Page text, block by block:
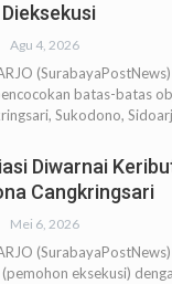
Agu 4, 2026
batas-batas
Sukodono,
Diwarnai
Cangkringsari
Mei 6, 2026
eksekusi)